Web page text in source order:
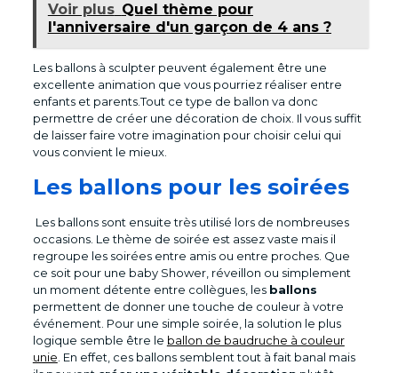
Voir plus Quel thème pour
l'anniversaire d'un garçon de 4 ans ?
Les ballons à sculpter peuvent également être une
excellente animation que vous pourriez réaliser entre
enfants et parents.Tout ce type de ballon va donc
permettre de créer une décoration de choix. Il vous suffit
de laisser faire votre imagination pour choisir celui qui
vous convient le mieux.
Les ballons pour les soirées
Les ballons sont ensuite très utilisé lors de nombreuses
occasions. Le thème de soirée est assez vaste mais il
regroupe les soirées entre amis ou entre proches. Que
ce soit pour une baby Shower, réveillon ou simplement
un moment détente entre collègues, les ballons
permettent de donner une touche de couleur à votre
événement. Pour une simple soirée, la solution le plus
logique semble être le ballon de baudruche à couleur
unie. En effet, ces ballons semblent tout à fait banal mais